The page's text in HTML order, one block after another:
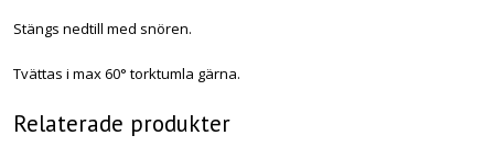
Stängs nedtill med snören.
Tvättas i max 60° torktumla gärna.
Relaterade produkter